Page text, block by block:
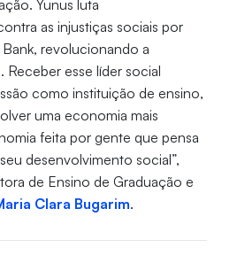
Yunus luta
as injustiças sociais por
revolucionando a
Receber esse líder social
como instituição de ensino,
uma economia mais
feita por gente que pensa
desenvolvimento social”,
de Ensino de Graduação e
Clara Bugarim.